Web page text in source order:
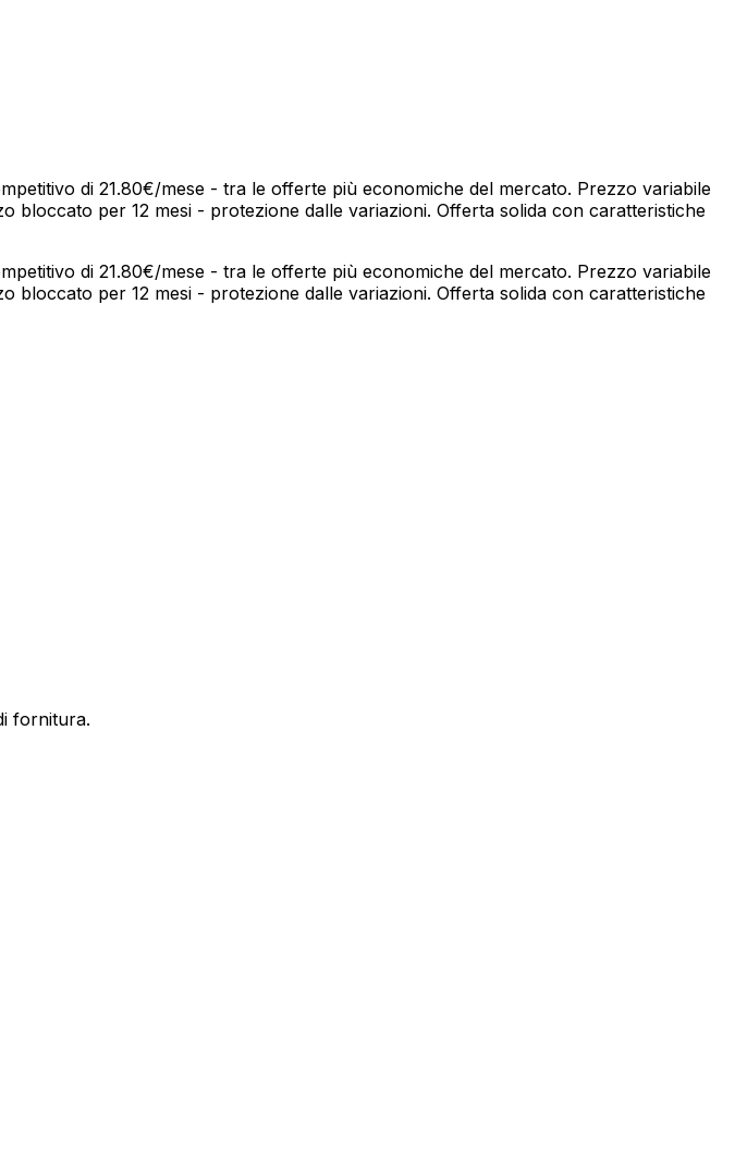
di 21.80€/mese - tra le offerte più economiche del mercato. Prezzo variabile
bloccato per 12 mesi - protezione dalle variazioni. Offerta solida con caratteristiche
di 21.80€/mese - tra le offerte più economiche del mercato. Prezzo variabile
bloccato per 12 mesi - protezione dalle variazioni. Offerta solida con caratteristiche
fornitura.